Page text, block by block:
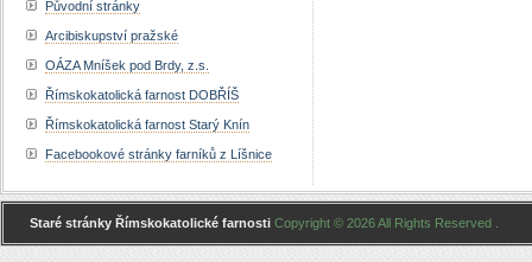
Původní stránky
Arcibiskupství pražské
OÁZA Mníšek pod Brdy, z.s.
Římskokatolická farnost DOBŘÍŠ
Římskokatolická farnost Starý Knín
Facebookové stránky farníků z Líšnice
Staré stránky Římskokatolické farnosti Copyright © 2026 All Rights Reserved .